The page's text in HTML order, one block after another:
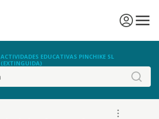
ACTIVIDADES EDUCATIVAS PINCHIKE SL
(EXTINGUIDA)